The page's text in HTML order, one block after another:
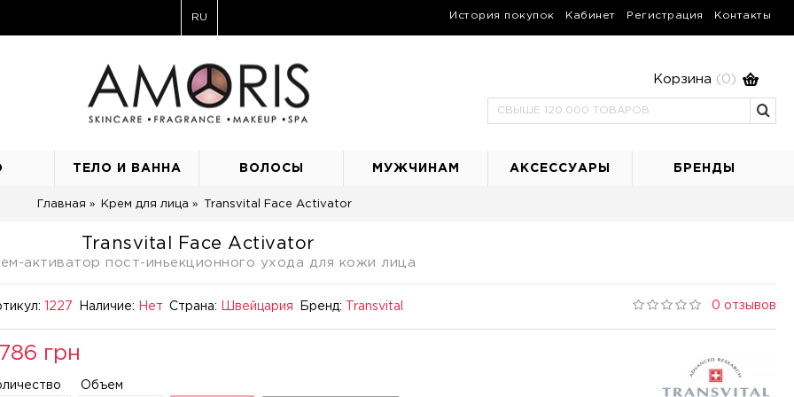
RU История покупок Кабинет Регистрация Контакты
Корзина (0)
ТЕЛО И ВАННА ВОЛОСЫ МУЖЧИНАМ АКСЕССУАРЫ БРЕНДЫ
Главная Крем для лица Transvital Face Activator
Transvital Face Activator
активатор пост-иньекционного ухода для кожи лица
1227 Наличие: Нет Страна: Швейцария Бренд: Transvital 0 отзывов
грн
Объем